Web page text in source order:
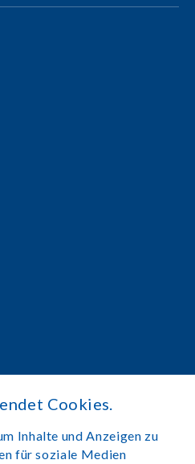
Cookies.
Inhalte und Anzeigen zu
für soziale Medien